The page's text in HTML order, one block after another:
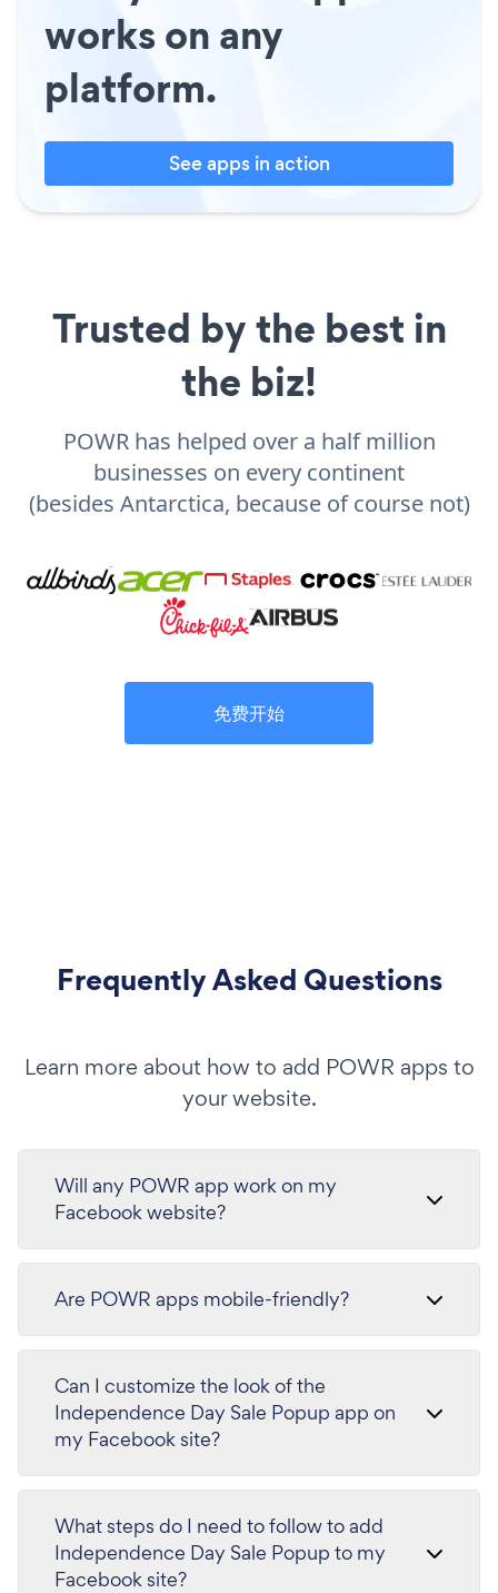
works on any
platform.
See apps in action
Trusted by the best in
the biz!
POWR has helped over a half million
businesses on every continent
(besides Antarctica, because of course not)
免费开始
Frequently Asked Questions
Learn more about how to add POWR apps to
your website.
Will any POWR app work on my
Facebook website?
Are POWR apps mobile-friendly?
Can I customize the look of the
Independence Day Sale Popup app on
my Facebook site?
What steps do I need to follow to add
Independence Day Sale Popup to my
Facebook site?